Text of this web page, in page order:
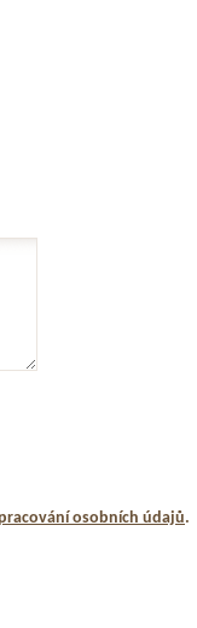
osobních údajů.